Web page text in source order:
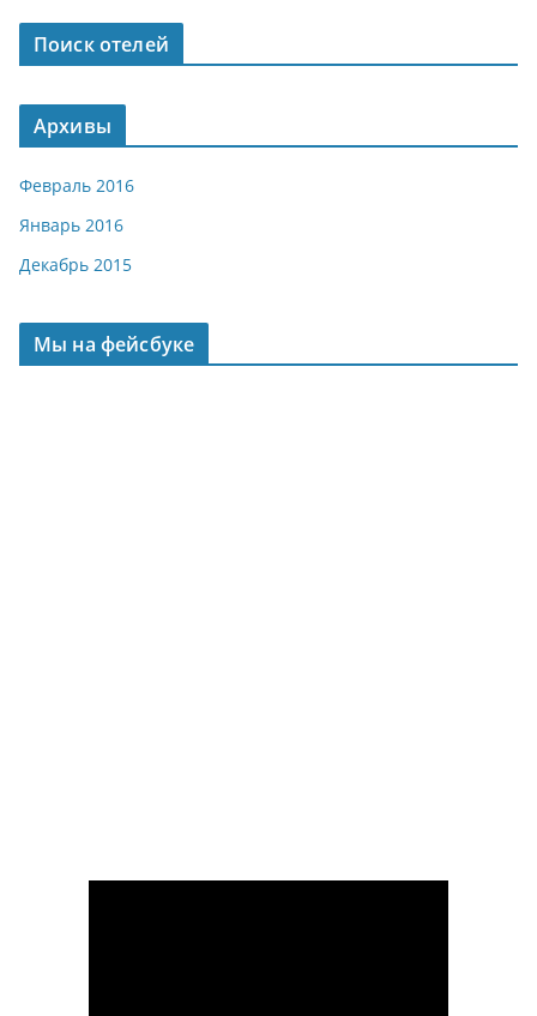
Поиск отелей
Архивы
Февраль 2016
Январь 2016
Декабрь 2015
Мы на фейсбуке